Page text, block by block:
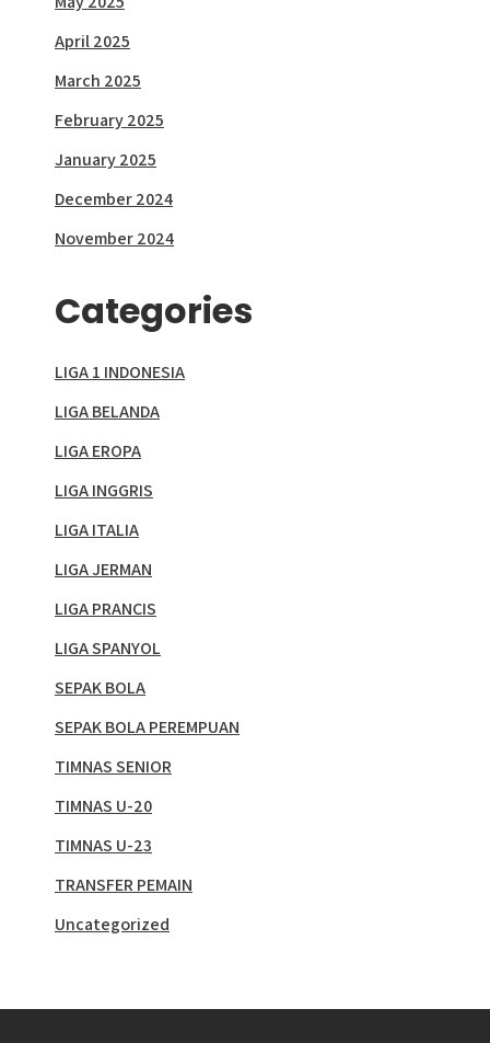
April 2025
March 2025
February 2025
January 2025
December 2024
November 2024
Categories
LIGA 1 INDONESIA
LIGA BELANDA
LIGA EROPA
LIGA INGGRIS
LIGA ITALIA
LIGA JERMAN
LIGA PRANCIS
LIGA SPANYOL
SEPAK BOLA
SEPAK BOLA PEREMPUAN
TIMNAS SENIOR
TIMNAS U-20
TIMNAS U-23
TRANSFER PEMAIN
Uncategorized